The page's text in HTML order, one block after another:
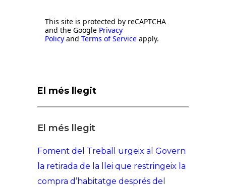
This site is protected by reCAPTCHA
and the Google Privacy
Policy and Terms of Service apply.
El més llegit
El més llegit
Foment del Treball urgeix al Govern
la retirada de la llei que restringeix la
compra d’habitatge després del